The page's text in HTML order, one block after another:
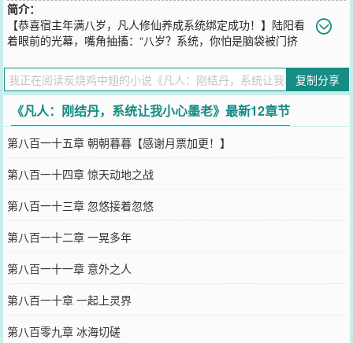
简介：
【恭喜宿主年满八岁，凡人修仙养成系统绑定成功！】陆阳看
着眼前的光幕，嘴角抽搐：“八岁？系统，你怕是脑袋被门挤
兄韩立，活下去！】“呵，一个炼气期都摸不到边的渣渣？他夺舍的念
头刚冒，本座吹口气就能镇压。”【任务：拯救张铁沦为傀儡的厄
命！】“张铁倒是可惜了，随手救一救也行。”【任务：联手韩立、厉
飞雨，覆灭野狼帮！】【任务：败金光上人，威震七玄门！】……“结
丹期大佬陪你们玩过家家？就算从飞剑上跳下去，本座也——”【任务
奖励：青元剑诀全本、九曲灵参丹、梵圣真魔功、通天灵宝、真龙精
血、仙器…】陆阳瞬间上演川剧变脸，笑容可掬：“系统，你看人真
准！”“没错，我陆阳，刚满八岁，正是需要‘养成’的好时候！”摸着下巴
畅想未来，陆阳嘴角的弧度JK都压不住：“让我成仙长生，即便左拥梅
凝，右抱宋玉，我也愿意啊！”……陆阳，穿越者，熟知剧情，携着不
太聪明的系统，一路碾压，带飞韩立，爽薅奖励，弥补原著遗憾。
——修仙嘛，本来就该轻松快乐才对。
您要是觉得《 凡人：刚结丹，系统让我小心墨老
忘记向您QQ群和微博微信里的朋友推荐哦！
复制分享
《凡人：刚结丹，系统让我小心墨老》最新12章节
第八百一十五章 朝朝暮暮【感谢月票加更！】
第八百一十四章 惊天动地之战
第八百一十三章 忽悠接着忽悠
第八百一十二章 一晃多年
第八百一十一章 意外之人
第八百一十章 一起上灵界
第八百零九章 冰海切磋